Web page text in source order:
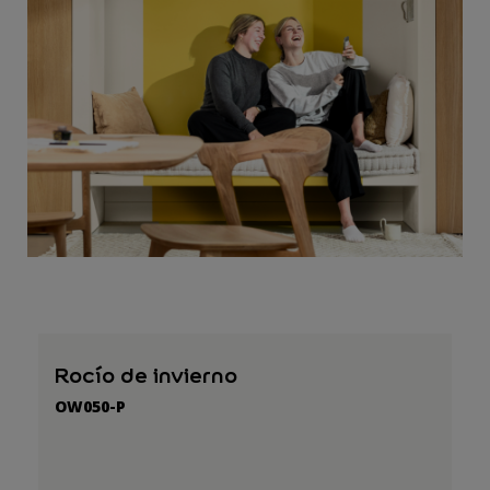
Rocío de invierno
OW050-P